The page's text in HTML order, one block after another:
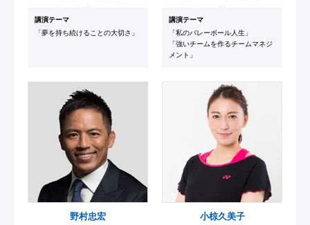
講演テーマ
「夢を持ち続けることの大切さ」
講演テーマ
「私のバレーボール人生」
「強いチームを作るチームマネジ
メント」
野村忠宏 小椋久美子